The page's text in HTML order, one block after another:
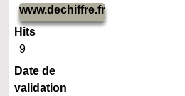
www.dechiffre.fr
Hits
9
Date de
validation